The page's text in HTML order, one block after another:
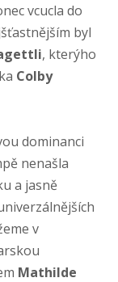
vcucla do
byl
, kterýho
Colby
dominanci
nenašla
a jasně
v
Mathilde